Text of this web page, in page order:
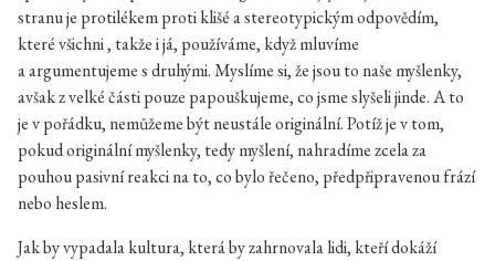
stranu je protilékem proti klišé a stereotypickým odpovědím,
které všichni , takže i já, používáme, když mluvíme
a argumentujeme s druhými. Myslíme si, že jsou to naše myšlenky,
avšak z velké části pouze papouškujeme, co jsme slyšeli jinde. A to
je v pořádku, nemůžeme být neustále originální. Potíž je v tom,
pokud originální myšlenky, tedy myšlení, nahradíme zcela za
pouhou pasivní reakci na to, co bylo řečeno, předpřipravenou frází
nebo heslem.
Jak by vypadala kultura, která by zahrnovala lidi, kteří dokáží